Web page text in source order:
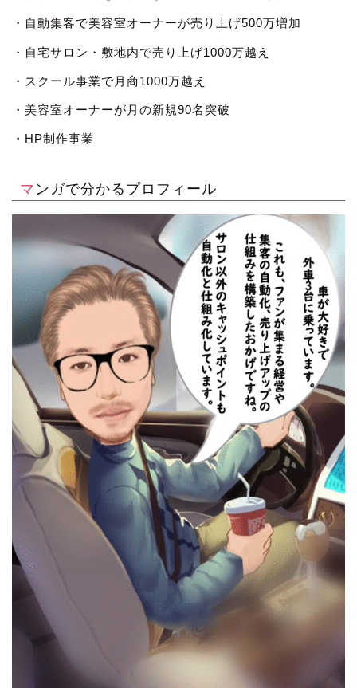
・自動集客で美容室オーナーが売り上げ500万増加
・自宅サロン・敷地内で売り上げ1000万越え
・スクール事業で月商1000万越え
・美容室オーナーが月の新規90名突破
・HP制作事業
マンガで分かるプロフィール